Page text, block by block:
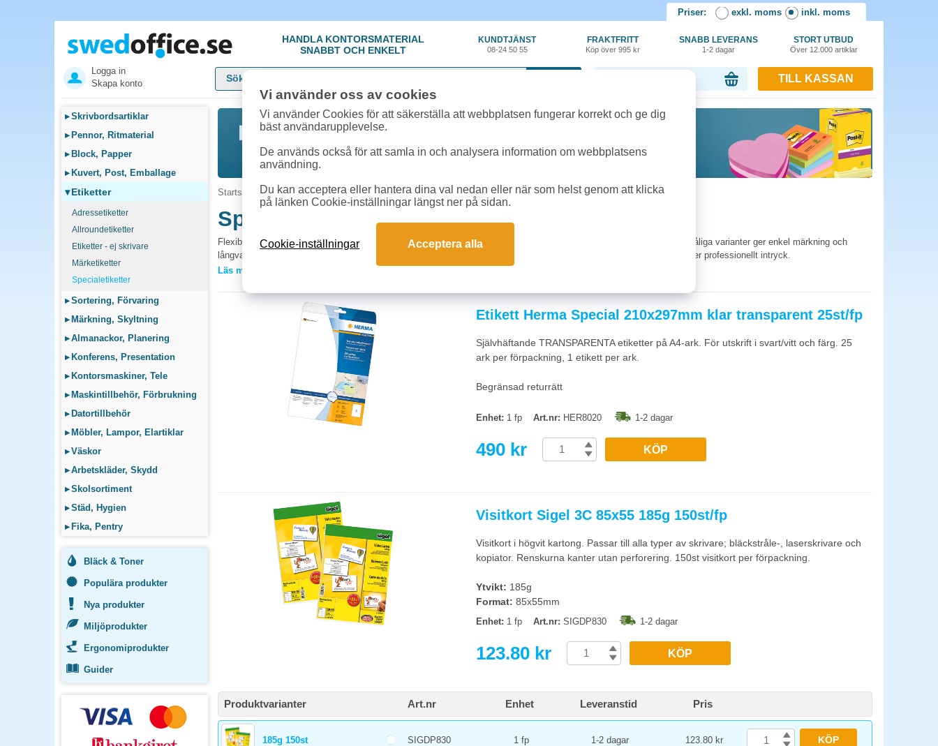
Priser: exkl. moms inkl. moms
HANDLA KONTORSMATERIAL
SNABBT OCH ENKELT
KUNDTJÄNST
08-24 50 55
FRAKTFRITT
Köp över 995 kr
SNABB LEVERANS
1-2 dagar
STORT UTBUD
Över 12.000 artiklar
Logga in
Skapa konto
TILL KASSAN
▸Skrivbordsartiklar
▸ Pennor, Ritmaterial
▸ Block, Papper
▸ Kuvert, Post, Emballage
▾Etiketter
Adressetiketter
Allroundetiketter
Etiketter - ej skrivare
Märketiketter
Specialetiketter
▸Sortering, Förvaring
▸ Märkning, Skyltning
▸Almanackor, Planering
▸ Konferens, Presentation
▸ Kontorsmaskiner, Tele
▸ Maskintillbehör, Förbrukning
▸ Datortillbehör
▸ Möbler, Lampor, Elartiklar
▸Väskor
▸Arbetskläder, Skydd
▸Skolsortiment
▸Städ, Hygien
▸ Fika, Pentry
Bläck & Toner
Populära produkter
Nya produkter
Miljöprodukter
Ergonomiprodukter
Guider
Startsida »Etiketter»Specialetiketter
Specialetiketter
Flexibla specialetiketter för privat- och företagsanvändning som fungerar i de flesta skrivare. Självhäftande och extra tåliga varianter ger enkel märkning och
långvarig hållbarhet i krävande miljöer. Spara tid och pengar genom att snabbt anpassa etiketter och visitkort för ett mer professionellt intryck.
Vilka specialetiketter passar för olika ändamål?
Visitkortsark passar laser- och bläckskrivare och produceras i flerpack. Dessa passar för seminarier och tillfälliga namnskyltar. Namnskyltsetiketter är utmärkta
för mässor och evenemang. CD/DVD-etiketter för datadistribution. Kontrollera kompatibilitet med er skrivare.
Bläckstråle- eller laserkompatibla etiketter?
Etiketterna måste matcha er skrivartyp, fel typ smetar (bläckstråle) eller smälter (laser). Etikettarken är märkta för respektive teknik på förpackningen. Kontrollera
er skrivare innan inköp av etiketter.
Läs mer »
Etikett Herma Special 210x297mm klar transparent 25st/fp
Självhäftande TRANSPARENTA etiketter på A4-ark. För utskrift i svart/vitt och färg. 25
ark per förpackning, 1 etikett per ark.
Begränsad returrätt
Enhet: 1 fp Art.nr: HER8020 1-2 dagar
490 kr KÖP
Visitkort Sigel 3C 85x55 185g 150st/fp
Visitkort i högvit kartong. Passar till alla typer av skrivare; bläckstråle-, laserskrivare och
kopiator. Renskurna kanter utan perforering. 150st visitkort per förpackning.
Ytvikt: 185g
Format: 85x55mm
Enhet: 1 fp Art.nr: SIGDP830 1-2 dagar
123.80 kr KÖP
Produktvarianter Art.nr Enhet Leveranstid Pris
185g 150st SIGDP830 1 fp 1-2 dagar 123.80 kr KÖP
Vi använder oss av cookies
Vi använder Cookies för att säkerställa att webbplatsen fungerar korrekt och ge dig
bäst användarupplevelse.
De används också för att samla in och analysera information om webbplatsens
användning.
Du kan acceptera eller hantera dina val nedan eller när som helst genom att klicka
på länken Cookie-inställningar längst ner på sidan.
Cookie-inställningar Acceptera alla